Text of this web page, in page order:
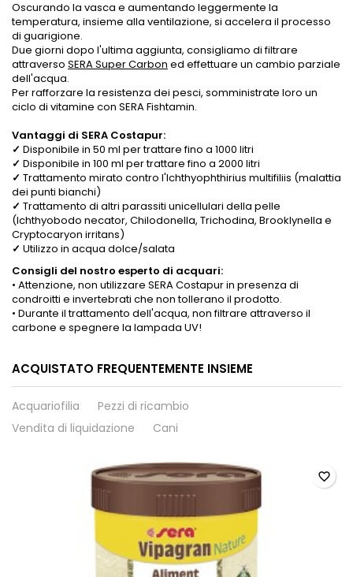
Oscurando la vasca e aumentando leggermente la
temperatura, insieme alla ventilazione, si accelera il processo
di guarigione.
Due giorni dopo l'ultima aggiunta, consigliamo di filtrare
attraverso SERA Super Carbon ed effettuare un cambio parziale
dell'acqua.
Per rafforzare la resistenza dei pesci, somministrate loro un
ciclo di vitamine con SERA Fishtamin.
Vantaggi di SERA Costapur:
✓ Disponibile in 50 ml per trattare fino a 1000 litri
✓ Disponibile in 100 ml per trattare fino a 2000 litri
✓ Trattamento mirato contro l'Ichthyophthirius multifiliis (malattia
dei punti bianchi)
✓ Trattamento di altri parassiti unicellulari della pelle
(Ichthyobodo necator, Chilodonella, Trichodina, Brooklynella e
Cryptocaryon irritans)
✓ Utilizzo in acqua dolce/salata
Consigli del nostro esperto di acquari:
• Attenzione, non utilizzare SERA Costapur in presenza di
condroitti e invertebrati che non tollerano il prodotto.
• Durante il trattamento dell'acqua, non filtrare attraverso il
carbone e spegnere la lampada UV!
ACQUISTATO FREQUENTEMENTE INSIEME
Acquariofilia
Pezzi di ricambio
Vendita di liquidazione
Cani
favorite_border